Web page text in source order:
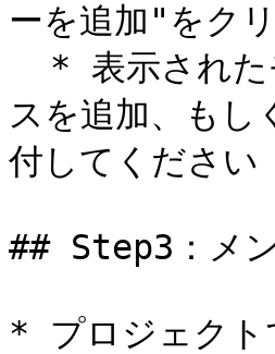
ーを追加"をク
スを追加、もし
付してください
## Step3：メ
* プロジェクト